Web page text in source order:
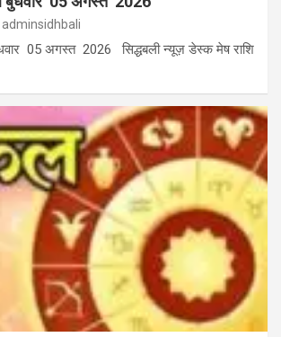
adminsidhbali
05 अगस्त 2026 सिद्धबली न्यूज़ डेस्क मेष राशि